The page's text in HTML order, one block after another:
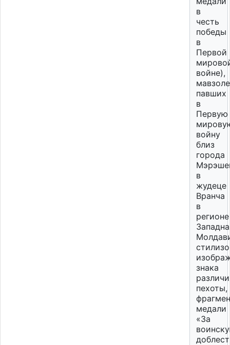
в
честь
победы
в
Первой
войне),
павших
в
Первую
войну
близ
города
в
жудеце
Вранча
в
регионе
знака
пехоты,
медали
«За